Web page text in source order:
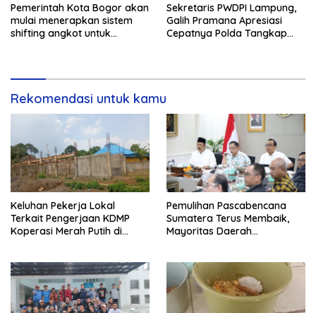
Pemerintah Kota Bogor akan
mulai menerapkan sistem
shifting angkot untuk
Sekretaris PWDPI Lampung,
Galih Pramana Apresiasi
Cepatnya Polda Tangkap
Rekomendasi untuk kamu
Keluhan Pekerja Lokal
Terkait Pengerjaan KDMP
Koperasi Merah Putih di
Pemulihan Pascabencana
Sumatera Terus Membaik,
Mayoritas Daerah